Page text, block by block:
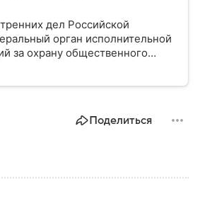
дел Российской
орган исполнительной
за охрану общественного
обеспечение
выполняет министерство, как
Поделиться